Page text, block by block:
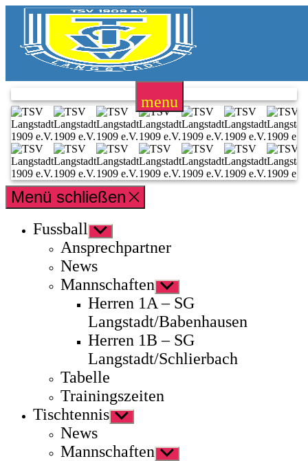
Zum
TSV
1909
e.V.
menu
Menü schließen
Fussball
Untermenü
anzeigen
Ansprechpartner
News
Mannschaften Untermenü
anzeigen
Herren 1A – SG
Langstadt/Babenhausen
Herren 1B – SG
Langstadt/Schlierbach
Tabelle
Trainingszeiten
Tischtennis Untermenü
anzeigen
News
Mannschaften Untermenü